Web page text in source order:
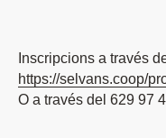
Inscripcions a través
https://selvans.coop/
O a través del 629 97